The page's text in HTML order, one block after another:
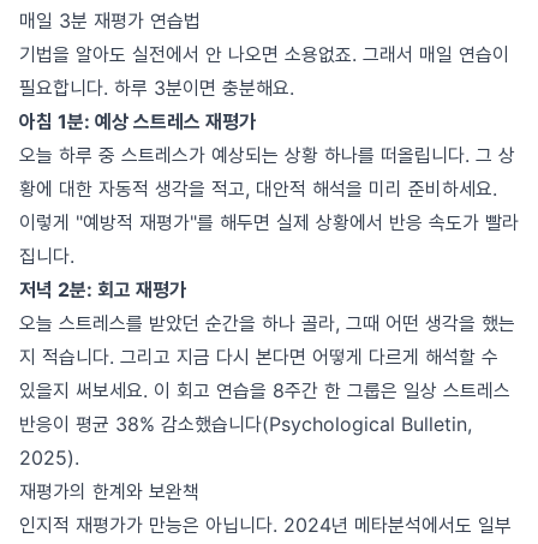
매일 3분 재평가 연습법
기법을 알아도 실전에서 안 나오면 소용없죠. 그래서 매일 연습이
필요합니다. 하루 3분이면 충분해요.
아침 1분: 예상 스트레스 재평가
오늘 하루 중 스트레스가 예상되는 상황 하나를 떠올립니다. 그 상
황에 대한 자동적 생각을 적고, 대안적 해석을 미리 준비하세요.
이렇게 "예방적 재평가"를 해두면 실제 상황에서 반응 속도가 빨라
집니다.
저녁 2분: 회고 재평가
오늘 스트레스를 받았던 순간을 하나 골라, 그때 어떤 생각을 했는
지 적습니다. 그리고 지금 다시 본다면 어떻게 다르게 해석할 수
있을지 써보세요. 이 회고 연습을 8주간 한 그룹은 일상 스트레스
반응이 평균 38% 감소했습니다(Psychological Bulletin,
2025).
재평가의 한계와 보완책
인지적 재평가가 만능은 아닙니다. 2024년 메타분석에서도 일부